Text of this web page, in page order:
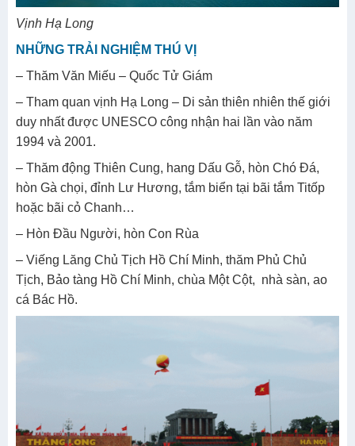
Vịnh Hạ Long
NHỮNG TRẢI NGHIỆM THÚ VỊ
– Thăm Văn Miếu – Quốc Tử Giám
– Tham quan vịnh Hạ Long – Di sản thiên nhiên thế giới
duy nhất được UNESCO công nhận hai lần vào năm
1994 và 2001.
– Thăm động Thiên Cung, hang Dấu Gỗ, hòn Chó Đá,
hòn Gà chọi, đỉnh Lư Hương, tắm biển tại bãi tắm Titốp
hoặc bãi cỏ Chanh…
– Hòn Đầu Người, hòn Con Rùa
– Viếng Lăng Chủ Tịch Hồ Chí Minh, thăm Phủ Chủ
Tịch, Bảo tàng Hồ Chí Minh, chùa Một Cột, nhà sàn, ao
cá Bác Hồ.